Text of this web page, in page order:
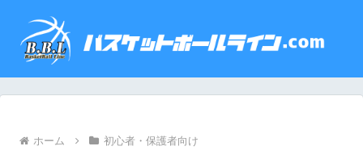
ホーム 初心者・保護者向け